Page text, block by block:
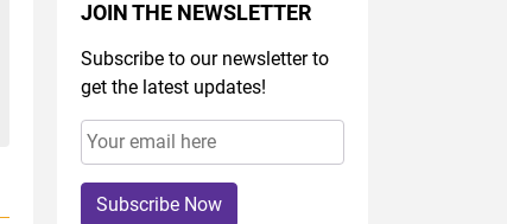
JOIN THE NEWSLETTER
Subscribe to our newsletter to
get the latest updates!
Subscribe Now